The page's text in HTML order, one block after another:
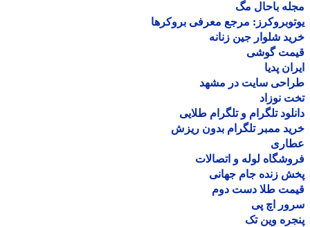
باحال مگ
مرجع معرفی بروکرها
شلوار جین زنانه
گوشی
پدیا
سایت در مشهد
نوزاد
تلگرام و تلگرام طلایی
ممبر تلگرام بدون ریزش
لوله و اتصالات
زنده جام جهانی
طلا دست دوم
اچ پی
وین تک